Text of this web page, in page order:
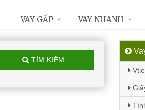
TÌM KIẾM
VAY GẤP VAY NHANH